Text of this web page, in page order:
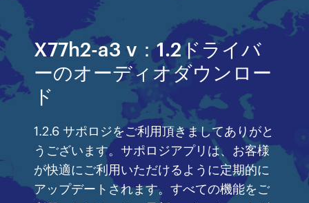
X77h2-a3 v：1.2ドライバ
ーのオーディオダウンロー
ド
1.2.6 サポロジをご利用頂きましてありがと
うございます。サポロジアプリは、お客様
が快適にご利用いただけるように定期的に
アップデートされます。すべての機能をご